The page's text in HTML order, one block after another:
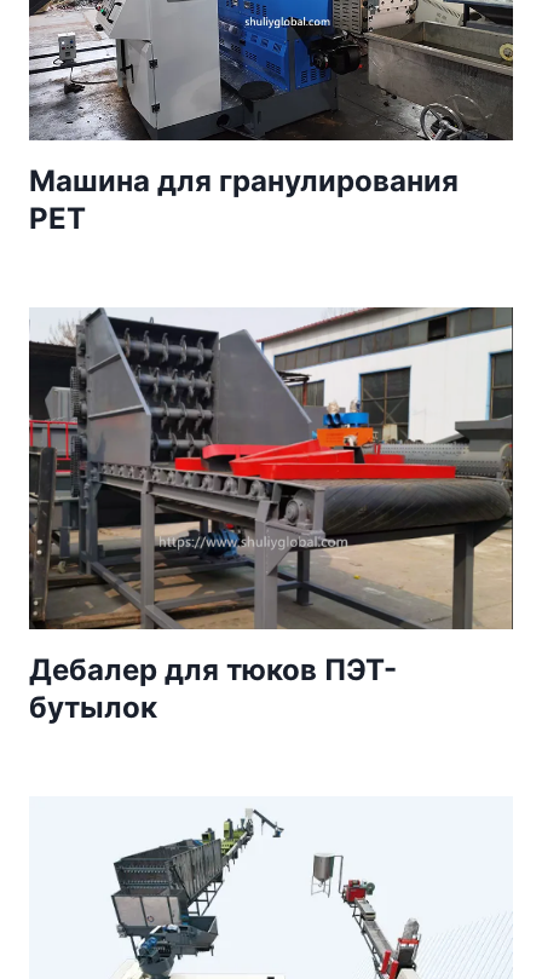
Машина для гранулирования
PET
Дебалер для тюков ПЭТ-
бутылок